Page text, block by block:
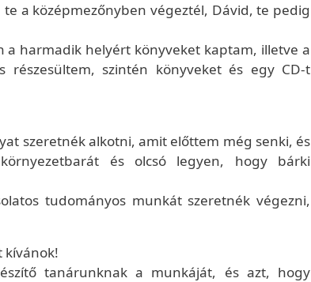
a középmezőnyben végeztél, Dávid, te pedig
harmadik helyért könyveket kaptam, illetve a
szintén könyveket és egy CD-t
szeretnék alkotni, amit előttem még senki, és
és olcsó legyen, hogy bárki
tudományos munkát szeretnék végezni,
kívánok!
tanárunknak a munkáját, és azt, hogy